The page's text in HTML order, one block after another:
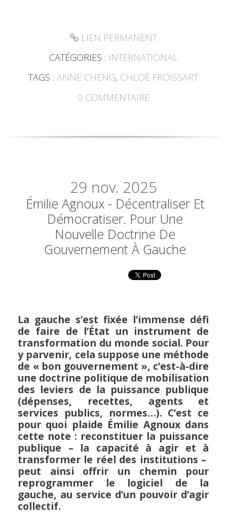
LIEN PERMANENT
CATÉGORIES : INTERNATIONAL
TAGS :ANNE CHENG, CHLOÉ FROISSART
0 COMMENTAIRE
29 nov. 2025
Émilie Agnoux - Décentraliser Et
Démocratiser. Pour Une
Nouvelle Doctrine De
Gouvernement À Gauche
La gauche s’est fixée l’immense défi
de faire de l’État un instrument de
transformation du monde social. Pour
y parvenir, cela suppose une méthode
de « bon gouvernement », c’est-à-dire
une doctrine politique de mobilisation
des leviers de la puissance publique
(dépenses, recettes, agents et
services publics, normes…). C’est ce
pour quoi plaide Émilie Agnoux dans
cette note : reconstituer la puissance
publique – la capacité à agir et à
transformer le réel des institutions –
peut ainsi offrir un chemin pour
reprogrammer le logiciel de la
gauche, au service d’un pouvoir d’agir
collectif.